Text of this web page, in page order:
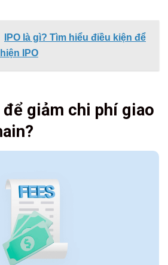
IPO là gì? Tìm hiểu điều kiện để
IPO
để giảm chi phí giao